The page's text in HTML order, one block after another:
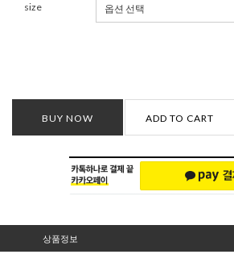
size
BUY NOW ADD TO CART
상품정보